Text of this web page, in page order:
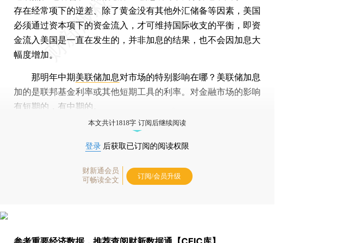
存在经常项下的逆差、除了黄金没有其他外汇储备等因素，美国
必须通过资本项下的资金流入，才可维持国际收支的平衡，即资
金流入美国是一直在发生的，并非加息的结果，也不会因加息大
幅度增加。
那明年中期美联储加息对市场的特别影响在哪？美联储加息
加的是联邦基金利率或其他短期工具的利率。对金融市场的影响
有短期的，有中期的。
本文共计1818字 订阅后继续阅读
登录 后获取已订阅的阅读权限
财新通会员
可畅读全文
订阅/会员升级